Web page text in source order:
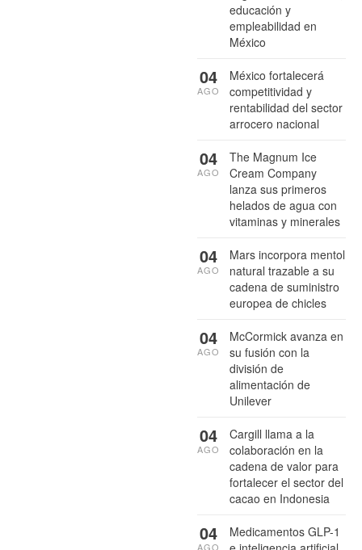
educación y
empleabilidad en
México
México fortalecerá
competitividad y
rentabilidad del sector
arrocero nacional
04
AGO
The Magnum Ice
Cream Company
lanza sus primeros
helados de agua con
vitaminas y minerales
04
AGO
Mars incorpora mentol
natural trazable a su
cadena de suministro
europea de chicles
04
AGO
McCormick avanza en
su fusión con la
división de
alimentación de
Unilever
04
AGO
Cargill llama a la
colaboración en la
cadena de valor para
fortalecer el sector del
cacao en Indonesia
04
AGO
Medicamentos GLP-1
04
AGO